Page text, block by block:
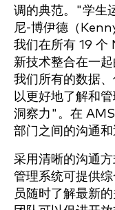
调的典范。"学生
尼-博伊德（
我们在所有 19 个
新技术整合在一
我们所有的数据
以更好地了解和
洞察力"。在
部门之间的沟通和
采用清晰的沟通
管理系统可提供
员随时了解最新